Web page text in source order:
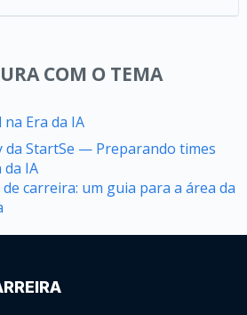
COM O TEMA
na Era da IA
da StartSe — Preparando times
da IA
carreira: um guia para a área da